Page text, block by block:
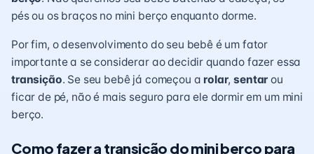
pés ou os braços no mini berço enquanto dorme.
Por fim, o desenvolvimento do seu bebê é um fator
importante a se considerar ao decidir quando fazer essa
transição. Se seu bebê já começou a rolar,sentar ou
ficar de pé, não é mais seguro para ele dormir em um mini
berço.
Como fazer a transição do mini berço para